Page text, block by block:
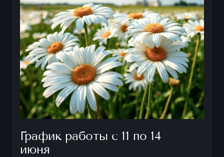
График работы с 11 по 14
июня